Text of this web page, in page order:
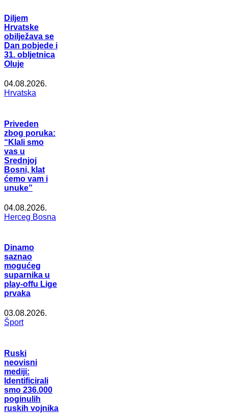
Diljem
Hrvatske
obilježava se
Dan pobjede i
31. obljetnica
Oluje
04.08.2026.
Hrvatska
Priveden
zbog poruka:
“Klali smo
vas u
Srednjoj
Bosni, klat
ćemo vam i
unuke”
04.08.2026.
Herceg Bosna
Dinamo
saznao
mogućeg
suparnika u
play-offu Lige
prvaka
03.08.2026.
Šport
Ruski
neovisni
mediji:
Identificirali
smo 236.000
poginulih
ruskih vojnika